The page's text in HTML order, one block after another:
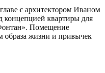
с архитектором Иваном
концепцией квартиры для
Помещение
образа жизни и привычек